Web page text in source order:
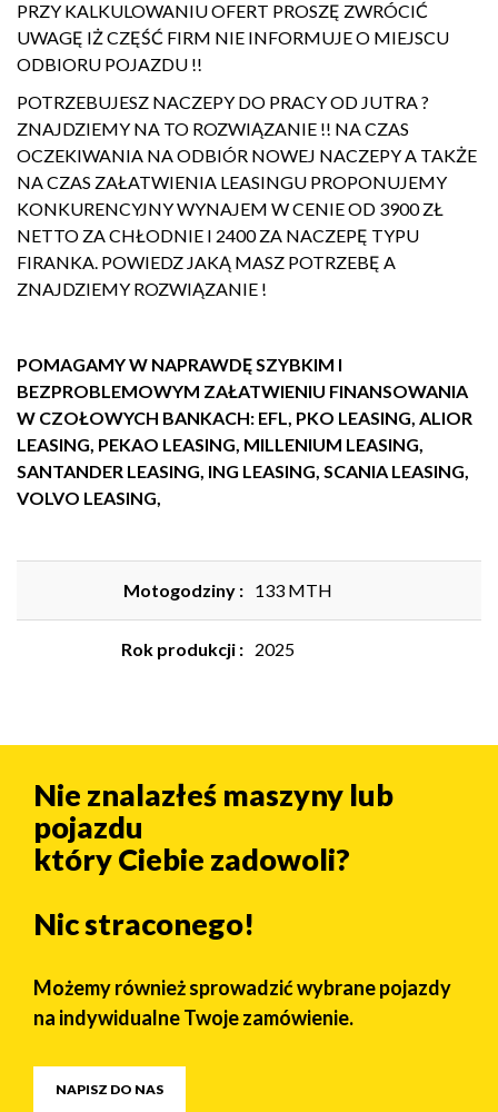
PRZY KALKULOWANIU OFERT PROSZĘ ZWRÓCIĆ
UWAGĘ IŻ CZĘŚĆ FIRM NIE INFORMUJE O MIEJSCU
ODBIORU POJAZDU !!
POTRZEBUJESZ NACZEPY DO PRACY OD JUTRA ?
ZNAJDZIEMY NA TO ROZWIĄZANIE !! NA CZAS
OCZEKIWANIA NA ODBIÓR NOWEJ NACZEPY A TAKŻE
NA CZAS ZAŁATWIENIA LEASINGU PROPONUJEMY
KONKURENCYJNY WYNAJEM W CENIE OD 3900 ZŁ
NETTO ZA CHŁODNIE I 2400 ZA NACZEPĘ TYPU
FIRANKA. POWIEDZ JAKĄ MASZ POTRZEBĘ A
ZNAJDZIEMY ROZWIĄZANIE !
POMAGAMY W NAPRAWDĘ SZYBKIM I
BEZPROBLEMOWYM ZAŁATWIENIU FINANSOWANIA
W CZOŁOWYCH BANKACH: EFL, PKO LEASING, ALIOR
LEASING, PEKAO LEASING, MILLENIUM LEASING,
SANTANDER LEASING, ING LEASING, SCANIA LEASING,
VOLVO LEASING,
Motogodziny : 133 MTH
Rok produkcji : 2025
Nie znalazłeś maszyny lub
pojazdu
który Ciebie zadowoli?
Nic straconego!
Możemy również sprowadzić wybrane pojazdy
na indywidualne Twoje zamówienie.
NAPISZ DO NAS